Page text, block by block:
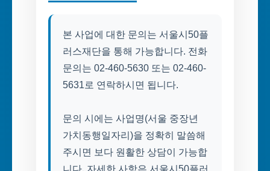
본 사업에 대한 문의는 서울시50플
러스재단을 통해 가능합니다. 전화
문의는 02-460-5630 또는 02-460-
5631로 연락하시면 됩니다.
문의 시에는 사업명(서울 중장년
가치동행일자리)을 정확히 말씀해
주시면 보다 원활한 상담이 가능합
니다. 자세한 사항은 서울시50플러